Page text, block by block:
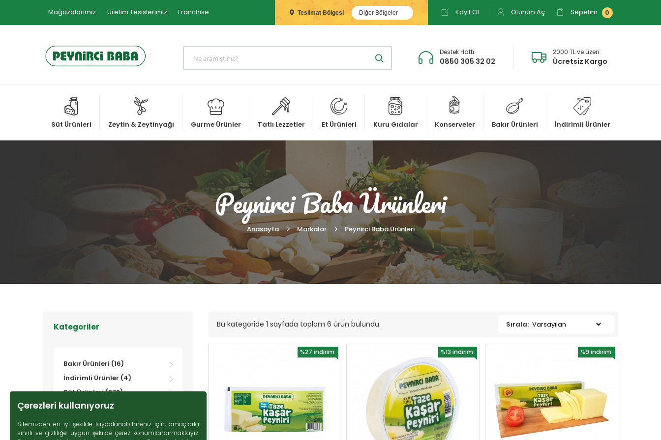
Mağazalarımız Üretim Tesislerimiz Franchise Teslimat Bölgesi Diğer Bölgeler Kayıt Ol Oturum Aç Sepetim 0
Destek Hattı
0850 305 32 02
2000 TL ve üzeri
Ücretsiz Kargo
Süt Ürünleri Zeytin & Zeytinyağı Gurme Ürünler Tatlı Lezzetler Et Ürünleri Kuru Gıdalar Konserveler Bakır Ürünleri İndirimli Ürünler
Peynirci Baba Ürünleri
Anasayfa Markalar Peynirci Baba Ürünleri
Kategoriler
Bakır Ürünleri (16)
İndirimli Ürünler (4)
Süt Ürünleri (272)
Zeytin (69)
Gurme Ürünler (107)
Tatlı Lezzetler (230)
Bu kategoride 1 sayfada toplam 6 ürün bulundu. Sırala:
%27 indirim %13 indirim %9 indirim
Çerezleri kullanıyoruz
Sitemizden en iyi şekilde faydalanabilmeniz için, amaçlarla
sınırlı ve gizliliğe uygun şekilde çerez konumlandırmaktayız.